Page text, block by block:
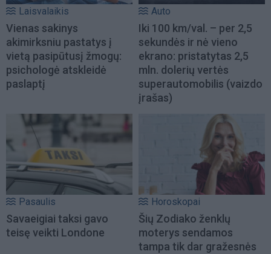
Laisvalaikis
Vienas sakinys
akimirksniu pastatys į
vietą pasipūtusį žmogų:
psichologė atskleidė
paslaptį
Auto
Iki 100 km/val. – per 2,5
sekundės ir nė vieno
ekrano: pristatytas 2,5
mln. dolerių vertės
superautomobilis (vaizdo
įrašas)
Pasaulis
Savaeigiai taksi gavo
teisę veikti Londone
Horoskopai
Šių Zodiako ženklų
moterys sendamos
tampa tik dar gražesnės